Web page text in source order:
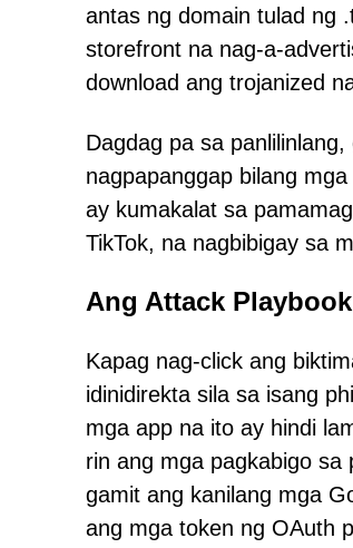
antas ng domain tulad ng
storefront na nag-a-
download ang trojanized
Dagdag pa sa
nagpapanggap bilang
ay kumakalat sa
TikTok, na nagbibigay sa
Ang Attack
Kapag nag-click ang
idinidirekta sila sa isang
mga app na ito ay hindi
rin ang mga pagkabigo sa
gamit ang kanilang mga
ang mga token ng OAuth